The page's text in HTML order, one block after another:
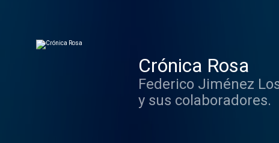
Crónica Rosa
Federico Jiménez
y sus colaboradores.